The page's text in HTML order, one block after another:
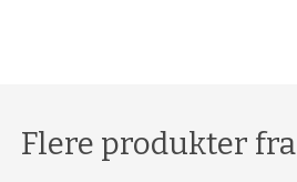
Flere produkter fra